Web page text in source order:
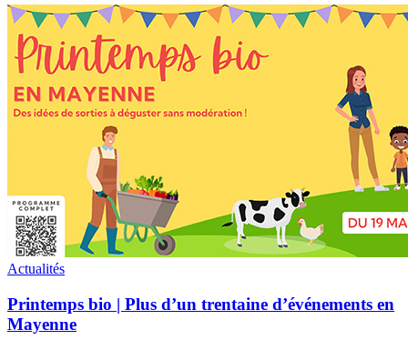
Printemps
bio
Plus
d’un
trentaine
d’événements
Actualités
Printemps bio | Plus d’un trentaine d’événements en
Mayenne